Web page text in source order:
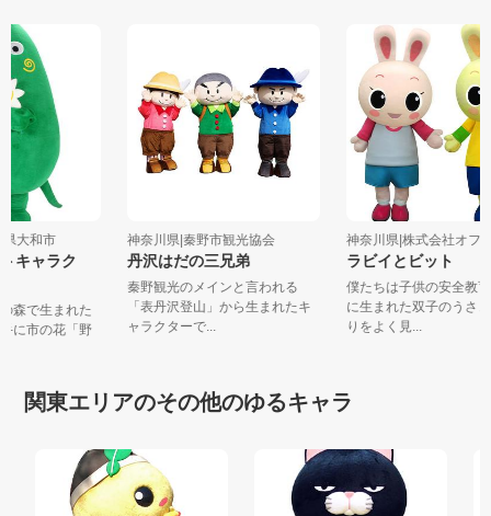
県大和市
トキャラク
の森で生まれた
手に市の花「野
神奈川県|秦野市観光協会
丹沢はだの三兄弟
秦野観光のメインと言われる
「表丹沢登山」から生まれたキ
ャラクターで...
神奈川県|株式会社オ
ラビイとビット
僕たちは子供の安全
に生まれた双子のう
りをよく見...
関東エリアのその他のゆるキャラ